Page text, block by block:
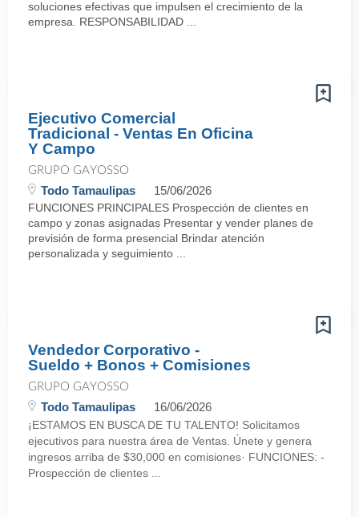
soluciones efectivas que impulsen el crecimiento de la
empresa. RESPONSABILIDAD ...
Ejecutivo Comercial
Tradicional - Ventas En Oficina
Y Campo
GRUPO GAYOSSO
Todo Tamaulipas 15/06/2026
FUNCIONES PRINCIPALES Prospección de clientes en
campo y zonas asignadas Presentar y vender planes de
previsión de forma presencial Brindar atención
personalizada y seguimiento ...
Vendedor Corporativo -
Sueldo + Bonos + Comisiones
GRUPO GAYOSSO
Todo Tamaulipas 16/06/2026
¡ESTAMOS EN BUSCA DE TU TALENTO! Solicitamos
ejecutivos para nuestra área de Ventas. Únete y genera
ingresos arriba de $30,000 en comisiones· FUNCIONES: -
Prospección de clientes ...